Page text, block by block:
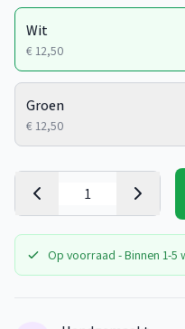
Wit
€ 12,50
Groen
€ 12,50
Op voorraad - Binnen 1-5